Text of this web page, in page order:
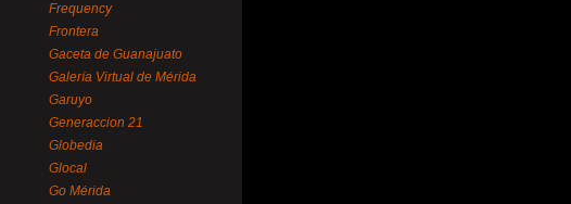
Frequency
Frontera
Gaceta de Guanajuato
Galería Virtual de Mérida
Garuyo
Generaccion 21
Globedia
Glocal
Go Mérida